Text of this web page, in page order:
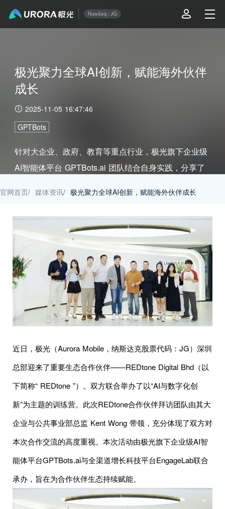
极光聚力全球AI创新，赋能海外伙伴
成长
2025-11-05 16:47:46
GPTBots
针对大企业、政府、教育等重点行业，极光旗下企业级
AI智能体平台 GPTBots.ai 团队结合自身实践，分享了
官网首页/ 媒体资讯/ 极光聚力全球AI创新，赋能海外伙伴成长
近日，极光（Aurora Mobile，纳斯达克股票代码：JG）深圳
总部迎来了重要生态合作伙伴——REDtone Digital Bhd（以
下简称“ REDtone ”）。双方联合举办了以“AI与数字化创
新”为主题的训练营。此次REDtone合作伙伴拜访团队由其大
企业与公共事业部总监 Kent Wong 带领，充分体现了双方对
本次合作交流的高度重视。本次活动由极光旗下企业级AI智
能体平台GPTBots.ai与全渠道增长科技平台EngageLab联合
承办，旨在为合作伙伴生态持续赋能。